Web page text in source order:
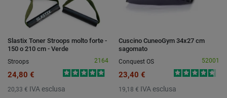
Slastix Toner Stroops molto forte -
150 o 210 cm - Verde
Stroops
2164
24,80 €
20,33 € IVA esclusa
Cuscino CuneoGym 34x27 cm
sagomato
Conquest OS
52001
23,40 €
19,18 € IVA esclusa